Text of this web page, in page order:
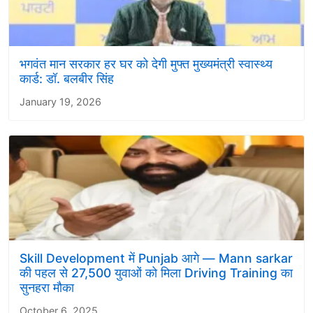
भगवंत मान सरकार हर घर को देगी मुफ्त मुख्यमंत्री स्वास्थ्य
कार्ड: डॉ. बलबीर सिंह
January 19, 2026
Skill Development में Punjab आगे — Mann sarkar
की पहल से 27,500 युवाओं को मिला Driving Training का
सुनहरा मौका